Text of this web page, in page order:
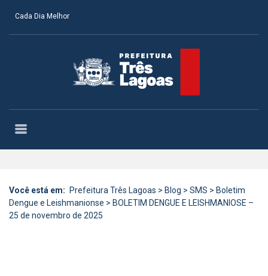
Cada Dia Melhor
Você está em: Prefeitura Três Lagoas > Blog > SMS > Boletim
Dengue e Leishmanionse > BOLETIM DENGUE E LEISHMANIOSE –
25 de novembro de 2025